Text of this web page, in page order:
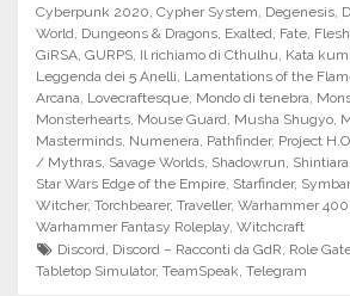
Cyberpunk 2020, Cypher System, Degenesis,
World, Dungeons & Dragons, Exalted, Fate,
GiRSA, GURPS, Il richiamo di Cthulhu, Kata
Leggenda dei 5 Anelli, Lamentations of the
Arcana, Lovecraftesque, Mondo di tenebra,
Monsterhearts, Mouse Guard, Musha Shugyo,
Masterminds, Numenera, Pathfinder, Project
/ Mythras, Savage Worlds, Shadowrun, Shintiara
Star Wars Edge of the Empire, Starfinder,
Witcher, Torchbearer, Traveller, Warhammer
Warhammer Fantasy Roleplay, Witchcraft
Discord, Discord – Racconti da GdR, Role
Tabletop Simulator, TeamSpeak, Telegram